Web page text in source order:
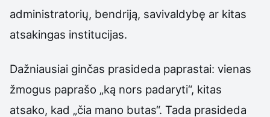
administratorių, bendriją, savivaldybę ar kitas
atsakingas institucijas.
Dažniausiai ginčas prasideda paprastai: vienas
žmogus paprašo „ką nors padaryti“, kitas
atsako, kad „čia mano butas“. Tada prasideda